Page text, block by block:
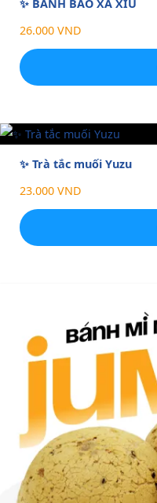
✨ BÁNH BAO XÁ XÍU
26.000 VND
✨ Trà tắc muối Yuzu
23.000 VND